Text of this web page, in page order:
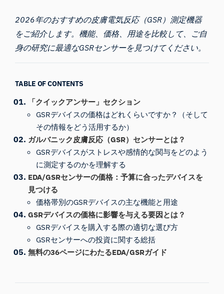
2026年のおすすめの皮膚電気反応（GSR）測定機器
をご紹介します。機能、価格、用途を比較して、ご自
身の研究に最適なGSRセンサーを見つけてください。
TABLE OF CONTENTS
「クイックアンサー」セクション
GSRデバイスの価格はどれくらいですか？（そして
その情報をどう活用するか）
ガルバニック皮膚反応（GSR）センサーとは？
GSRデバイスがストレスや感情的な関与をどのよう
に測定するのかを理解する
EDA/GSRセンサーの価格：予算に合ったデバイスを
見つける
価格帯別のGSRデバイスの主な機能と用途
GSRデバイスの価格に影響を与える要因とは？
GSRデバイスを購入する際の適切な選び方
GSRセンサーへの投資に関する総括
無料の36ページにわたるEDA/GSRガイド